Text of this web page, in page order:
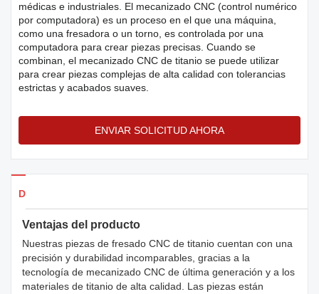
médicas e industriales. El mecanizado CNC (control numérico
por computadora) es un proceso en el que una máquina,
como una fresadora o un torno, es controlada por una
computadora para crear piezas precisas. Cuando se
combinan, el mecanizado CNC de titanio se puede utilizar
para crear piezas complejas de alta calidad con tolerancias
estrictas y acabados suaves.
ENVIAR SOLICITUD AHORA
Detalles de los productos
Ventajas del producto
Nuestras piezas de fresado CNC de titanio cuentan con una
precisión y durabilidad incomparables, gracias a la
tecnología de mecanizado CNC de última generación y a los
materiales de titanio de alta calidad. Las piezas están